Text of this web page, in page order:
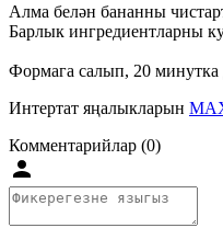
Алма белән бананны
Барлык ингредиентларны
Формага салып, 20 минутка
Интертат яңалыкларын
Комментарийлар (0)